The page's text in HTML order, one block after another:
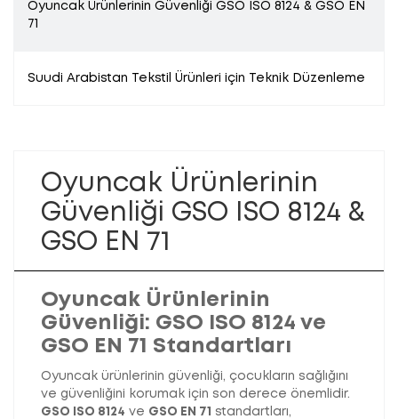
Oyuncak Ürünlerinin Güvenliği GSO ISO 8124 & GSO EN
71
Suudi Arabistan Tekstil Ürünleri için Teknik Düzenleme
Oyuncak Ürünlerinin
Güvenliği GSO ISO 8124 &
GSO EN 71
Oyuncak Ürünlerinin
Güvenliği: GSO ISO 8124 ve
GSO EN 71 Standartları
Oyuncak ürünlerinin güvenliği, çocukların sağlığını
ve güvenliğini korumak için son derece önemlidir.
GSO ISO 8124 ve GSO EN 71
standartları,